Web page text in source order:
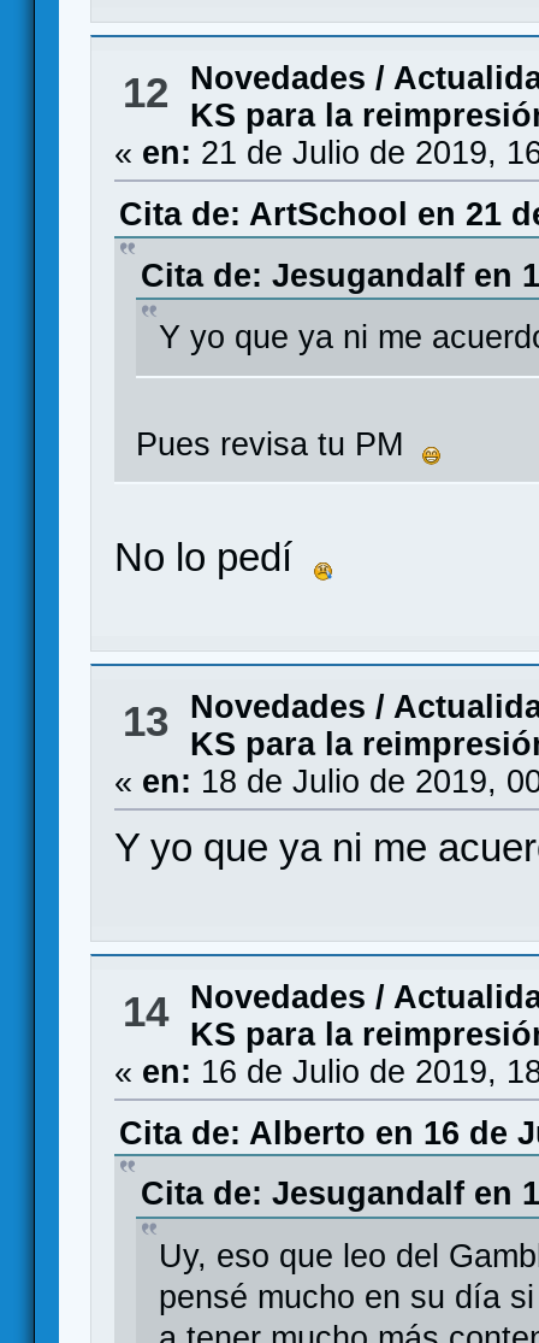
12
Novedades /
KS para la
« en: 21 de Julio de 2019,
Cita de: ArtSchool en 21
Cita de: Jesugandalf en
Y yo que ya ni me
Pues revisa tu PM
No lo pedí
13
Novedades /
KS para la
« en: 18 de Julio de 2019,
Y yo que ya ni me
14
Novedades /
KS para la
« en: 16 de Julio de 2019,
Cita de: Alberto en 16 de
Cita de: Jesugandalf en
Uy, eso que leo del
pensé mucho en su día